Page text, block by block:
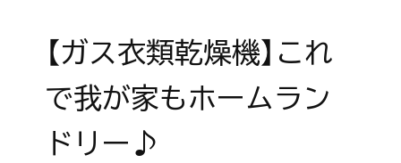
【ガス衣類乾燥機】これ
で我が家もホームラン
ドリー♪